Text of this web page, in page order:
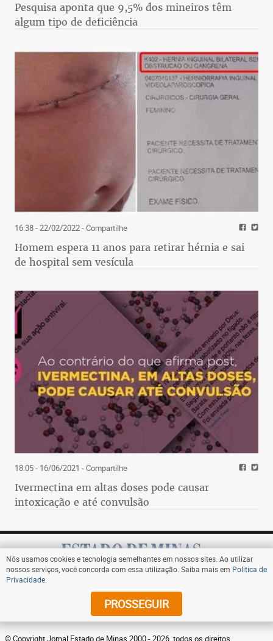
Pesquisa aponta que 9,5% dos mineiros têm
algum tipo de deficiência
16:38 - 22/02/2022- Compartilhe
Homem espera 11 anos para retirar hérnia e sai
de hospital sem vesícula
18:05 - 16/06/2021 - Compartilhe
Ivermectina em altas doses pode causar
intoxicação e até convulsão
Assine
© Copyright Jornal Estado de Minas 2000 - 2026. todos os direitos
Nós usamos cookies e tecnologia semelhantes em nossos sites. Ao utilizar
nossos serviços, você concorda com essa utilização. Saiba mais em Política de
Privacidade
PROSSEGUIR